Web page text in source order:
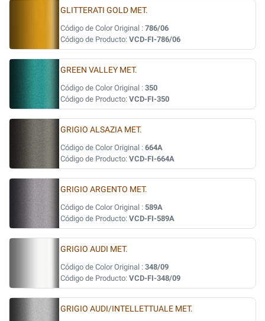
GLITTERATI GOLD MET.
Código de Color Original : 786/06
Código de Producto: VCD-FI-786/06
GREEN VALLEY MET.
Código de Color Original : 350
Código de Producto: VCD-FI-350
GRIGIO ALSAZIA MET.
Código de Color Original : 664A
Código de Producto: VCD-FI-664A
GRIGIO ARGENTO MET.
Código de Color Original : 589A
Código de Producto: VCD-FI-589A
GRIGIO AUDI MET.
Código de Color Original : 348/09
Código de Producto: VCD-FI-348/09
GRIGIO AUDI/INTELLETTUALE MET.